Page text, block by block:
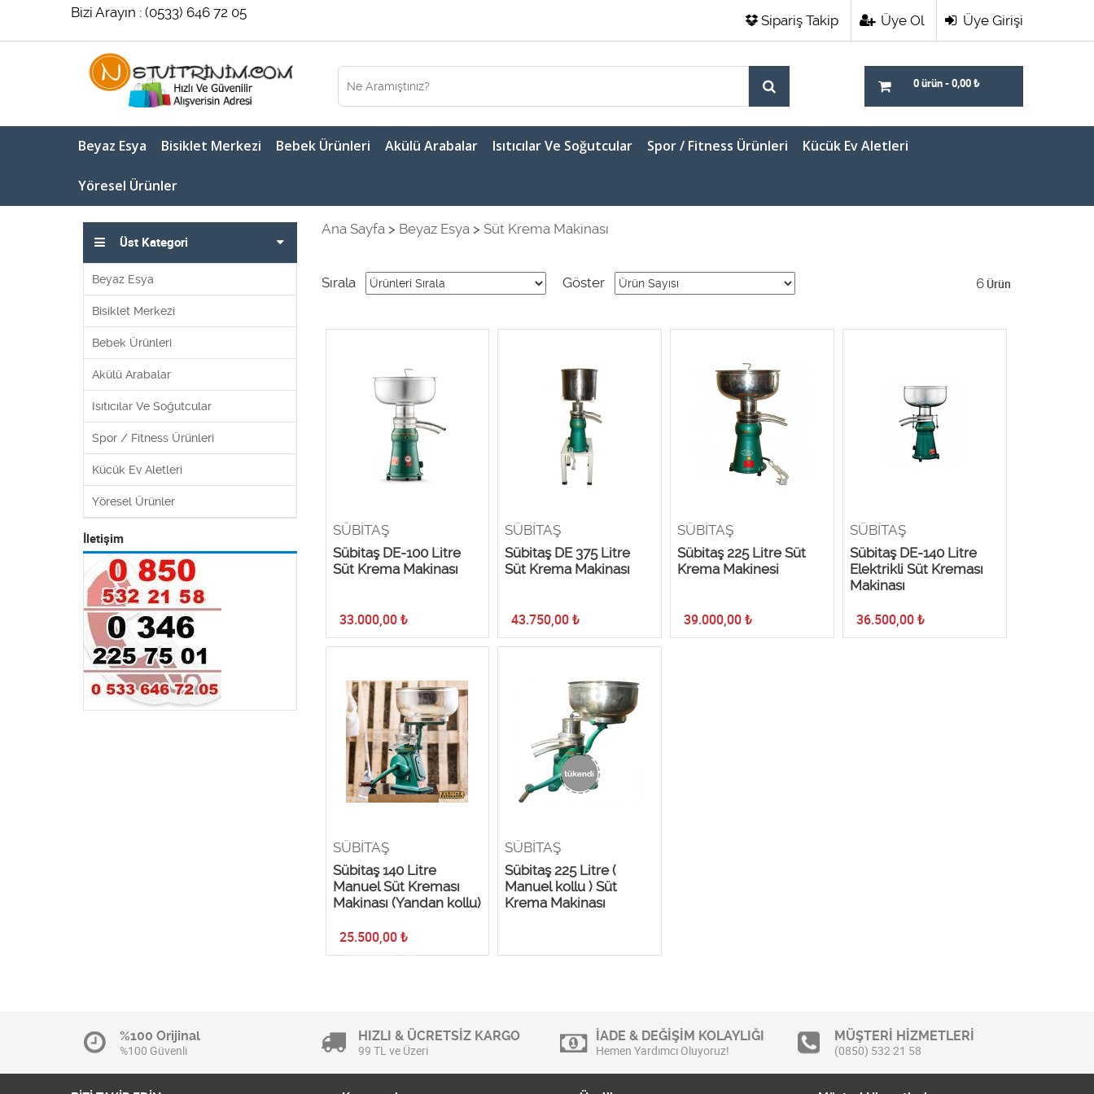
Bizi Arayın : (0533) 646 72 05 Üye Girişi
Üye Ol
Sipariş Takip
0 ürün - 0,00 ₺
Beyaz Esya Bisiklet Merkezi Bebek Ürünleri Akülü Arabalar Isıtıcılar Ve Soğutcular Spor / Fitness Ürünleri Kücük Ev Aletleri
Yöresel Ürünler
Üst Kategori
Beyaz Esya
Bisiklet Merkezi
Bebek Ürünleri
Akülü Arabalar
Isıtıcılar Ve Soğutcular
Spor / Fitness Ürünleri
Kücük Ev Aletleri
Yöresel Ürünler
İletişim
Ana Sayfa > Beyaz Esya > Süt Krema Makinası
Sırala Göster 6Ürün
SÜBİTAŞ
Sübitaş DE-100 Litre
Süt Krema Makinası
33.000,00₺
SÜBİTAŞ
Sübitaş DE 375 Litre
Süt Krema Makinası
43.750,00 ₺
SÜBİTAŞ
Sübitaş 225 Litre Süt
Krema Makinesi
39.000,00 ₺
SÜBİTAŞ
Sübitaş DE-140 Litre
Elektrikli Süt Kreması
Makinası
36.500,00 ₺
SÜBİTAŞ
Sübitaş 140 Litre
Manuel Süt Kreması
Makinası (Yandan kollu)
25.500,00₺
SÜBİTAŞ
Sübitaş 225 Litre (
Manuel kollu ) Süt
Krema Makinası
%100 Orijinal
%100 Güvenli
HIZLI & ÜCRETSİZ KARGO
99 TL ve Üzeri
İADE & DEĞİŞİM KOLAYLIĞI
Hemen Yardımcı Oluyoruz!
MÜŞTERİ HİZMETLERİ
(0850) 532 21 58